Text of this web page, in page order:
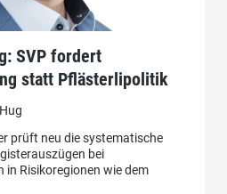
SVP fordert
statt Pflästerlipolitik
prüft neu die systematische
bei
Risikoregionen wie dem